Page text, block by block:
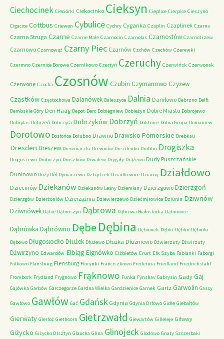
Ciechocinek Cieciórki Ciekocinko Cieksyn Cieplice Cierpice Cieszyno
Cigacice Cottbus Criewen Cybulice Cychry Cyganka Czaplin Czaplinek Czarna
Czarna Struga Czarne Czarne Małe Czarnocin Czarnolas Czarnostów Czarnotrzew
Czarnowo Czarnowąż Czarny Piec Czarnów Czchów Czechów Czerewki
Czermno Czernice Borowe Czernikowo Czertyń Czeruchy Czerwińsk Czerwonak
Czerwone Czocha Czosnów Czubin Czymanowo Czyżew
Cząstków Częstochowa Dalanówek Daleszyce Dalnia Daniłowo Debrzno Delft
Dembskie Góry Den Haag Depot Derc Dobiegniew Dobieżyn Dobre Miasto Dobrojewo
Dobrylas Dobrzeń Dobrzyca Dobrzyków Dobrzyń Doktorce Dolna Grupa Domaniew
Dorotowo Dosłońce Dołubno Drawno Drawsko Pomorskie Drebkau
Dresden Dreszew Drewniaczki Drewnów Drezdenko Droblin Drogiszka
Drogoszewo Drohiczyn Droszków Drwalew Drygały Drążewo Dudy Puszczańskie
Duninowo Duży Dół Dymaczewo Dzbądzek Dziadkowice Dziarny Działdowo
Dziecinów Dziekanów Dziekanów Leśny Dziemiany Dzierzgowo Dzierzgoń
Dzierzgów Dzierżoniów Dzierżążnia Dziewierzewo Dziećmirowice Dziunin Dziwnów
Dziwnówek Dąbie Dąbroszyn Dąbrowa Dąbrowa Białostocka Dąbrowice
Dąbrówka Dąbrówno Dębe Dębina Dębionek Dębki Dęblin Dębniki
Dębowo Długosiodło Dłużek Dłużewo Dłużka Dłużniewo Dźwierzuty Dźwirzuty
Dźwirzyno Edwardów Elbląg Elgnówko Elżbietów Erurt Ełk Szyba Fabianki Faborgi
Falkowo Flansburg Flensburg Florynki Franciszkowo Fredericia Friedland Friedrichstahl
Frombork Frydland Frygnowo Frąknowo Funka Fynshav Gabrysin Gady Gaj
Gajówka Garbów Garczegorze Gardna Wielka Gardzienice Garnek Gartz Garwolin Gassy
Gawłowo Gawłów Gać Gdańsk Gdynia Gdynia Orłowo Gidle Giebałtów
Gierwaty Gierłoż Giethoorn Gietrzwałd Giewartów Gilleleje Giławy
Giżycko Giżycko Olsztyn Glaucha Glina Glinojeck Glodowo Gnaty Szczerbaki